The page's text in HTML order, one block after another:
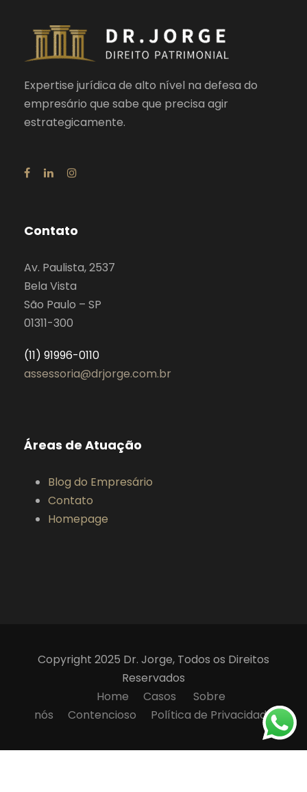
Expertise jurídica de alto nível na defesa do
empresário que sabe que precisa agir
estrategicamente.
Contato
Av. Paulista, 2537
Bela Vista
São Paulo – SP
01311-300
(11) 91996-0110
assessoria@drjorge.com.br
Áreas de Atuação
Blog do Empresário
Contato
Homepage
Copyright 2025 Dr. Jorge, Todos os Direitos
Reservados
Home
Casos
Sobre
nós
Contencioso Política de Privacidade